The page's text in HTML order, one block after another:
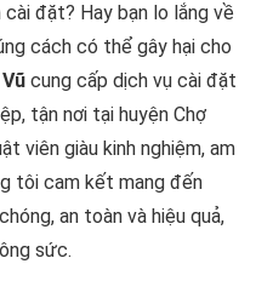
đặt? Hay bạn lo lắng về
cách có thể gây hại cho
cung cấp dịch vụ cài đặt
tận nơi tại huyện Chợ
viên giàu kinh nghiệm, am
tôi cam kết mang đến
an toàn và hiệu quả,
sức.